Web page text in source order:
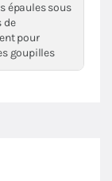
épaules sous
de
pour
goupilles